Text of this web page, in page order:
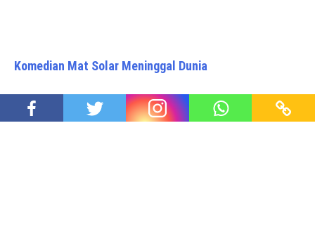
Komedian Mat Solar Meninggal Dunia